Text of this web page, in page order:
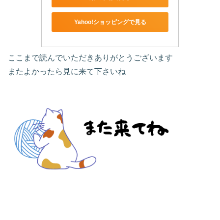
Yahoo!ショッピングで見る
ここまで読んでいただきありがとうございます
またよかったら見に来て下さいね